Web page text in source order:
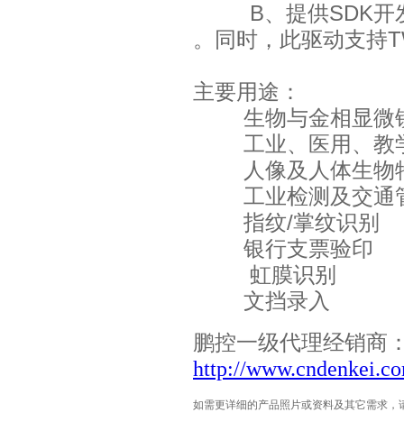
B、提供SDK开发
。同时，此驱动支持
主要用途：
生物与金相显微
工业、医用、教
人像及人体生物
工业检测及交通
指纹/掌纹识别
银行支票验印
虹膜识别
文挡录入
鹏控一级代理经销商
http://
如需更详细的产品照片或资料及其它需求，